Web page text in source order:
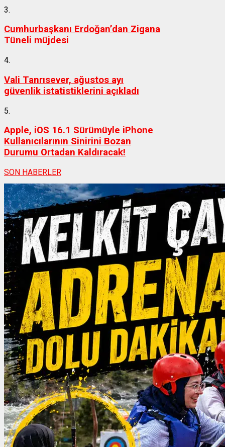
3.
Cumhurbaşkanı Erdoğan’dan Zigana
Tüneli müjdesi
4.
Vali Tanrısever, ağustos ayı
güvenlik istatistiklerini açıkladı
5.
Apple, iOS 16.1 Sürümüyle iPhone
Kullanıcılarının Sinirini Bozan
Durumu Ortadan Kaldıracak!
SON HABERLER